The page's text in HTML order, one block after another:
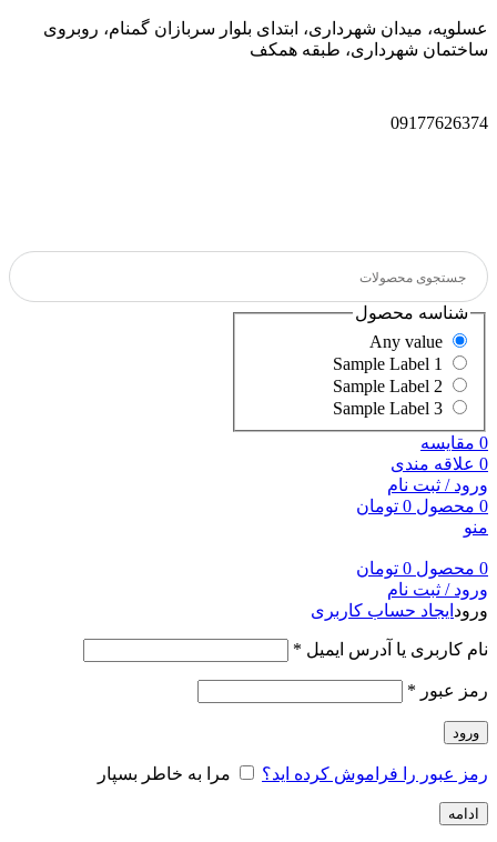
عسلویه، میدان شهرداری، ابتدای بلوار سربازان گمنام، روبروی
ساختمان شهرداری، طبقه همکف
09177626374
شناسه محصول
0 مقایسه
0 علاقه مندی
ورود / ثبت نام
0 محصول 0 تومان
منو
0 محصول 0 تومان
ورود / ثبت نام
ورود ایجاد حساب کاربری
نام کاربری یا آدرس ایمیل *
رمز عبور *
ورود
رمز عبور را فراموش کرده اید؟ مرا به خاطر بسپار
ادامه